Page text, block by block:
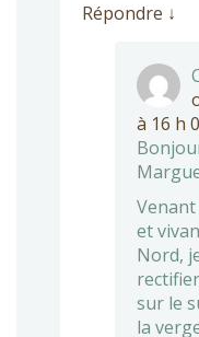
Répondre ↓
à 16 h
Venant
et
Nord,
sur le
la